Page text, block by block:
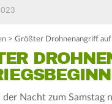
> Größter Drohnenangriff
der Nacht zum Samstag